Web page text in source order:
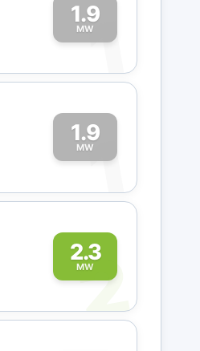
1.9
MW
1
1.9
MW
1
2.3
MW
2